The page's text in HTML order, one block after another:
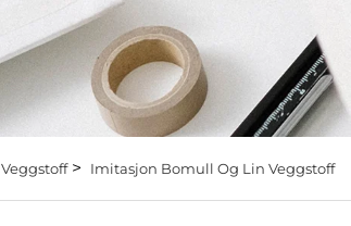
Veggstoff> Imitasjon Bomull Og Lin Veggstoff